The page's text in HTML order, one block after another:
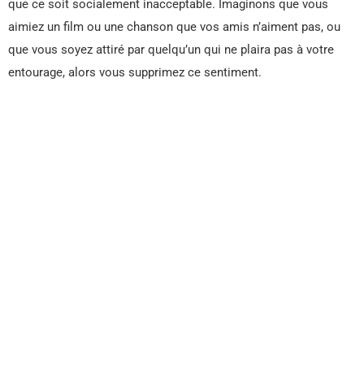
que ce soit socialement inacceptable. Imaginons que vous
aimiez un film ou une chanson que vos amis n’aiment pas, ou
que vous soyez attiré par quelqu’un qui ne plaira pas à votre
entourage, alors vous supprimez ce sentiment.